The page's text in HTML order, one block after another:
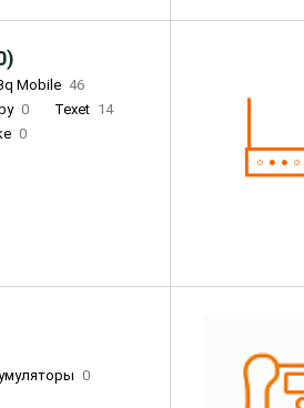
Mobile 46
0 Texet 14
0
0